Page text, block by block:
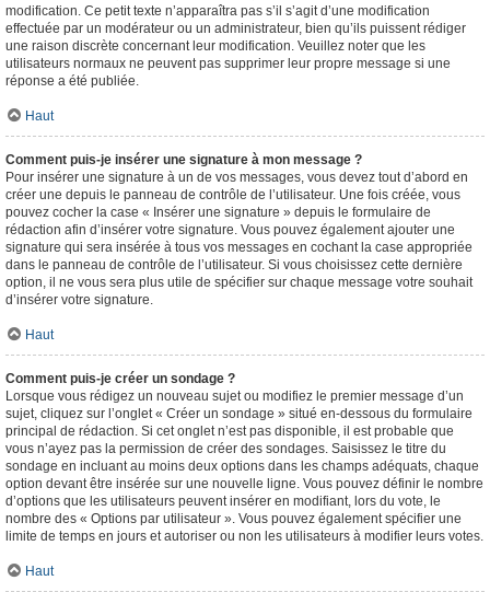
modification. Ce petit texte n’apparaîtra pas s’il s’agit d’une modification
effectuée par un modérateur ou un administrateur, bien qu’ils puissent rédiger
une raison discrète concernant leur modification. Veuillez noter que les
utilisateurs normaux ne peuvent pas supprimer leur propre message si une
réponse a été publiée.
Haut
Comment puis-je insérer une signature à mon message ?
Pour insérer une signature à un de vos messages, vous devez tout d’abord en
créer une depuis le panneau de contrôle de l’utilisateur. Une fois créée, vous
pouvez cocher la case « Insérer une signature » depuis le formulaire de
rédaction afin d’insérer votre signature. Vous pouvez également ajouter une
signature qui sera insérée à tous vos messages en cochant la case appropriée
dans le panneau de contrôle de l’utilisateur. Si vous choisissez cette dernière
option, il ne vous sera plus utile de spécifier sur chaque message votre souhait
d’insérer votre signature.
Haut
Comment puis-je créer un sondage ?
Lorsque vous rédigez un nouveau sujet ou modifiez le premier message d’un
sujet, cliquez sur l’onglet « Créer un sondage » situé en-dessous du formulaire
principal de rédaction. Si cet onglet n’est pas disponible, il est probable que
vous n’ayez pas la permission de créer des sondages. Saisissez le titre du
sondage en incluant au moins deux options dans les champs adéquats, chaque
option devant être insérée sur une nouvelle ligne. Vous pouvez définir le nombre
d’options que les utilisateurs peuvent insérer en modifiant, lors du vote, le
nombre des « Options par utilisateur ». Vous pouvez également spécifier une
limite de temps en jours et autoriser ou non les utilisateurs à modifier leurs votes.
Haut